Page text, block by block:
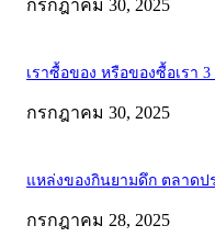
กรกฎาคม 30, 2025
เราซื้อของ หรือของซื้อเรา
กรกฎาคม 30, 2025
แหล่งของกินยามดึก ตลาดป
กรกฎาคม 28, 2025